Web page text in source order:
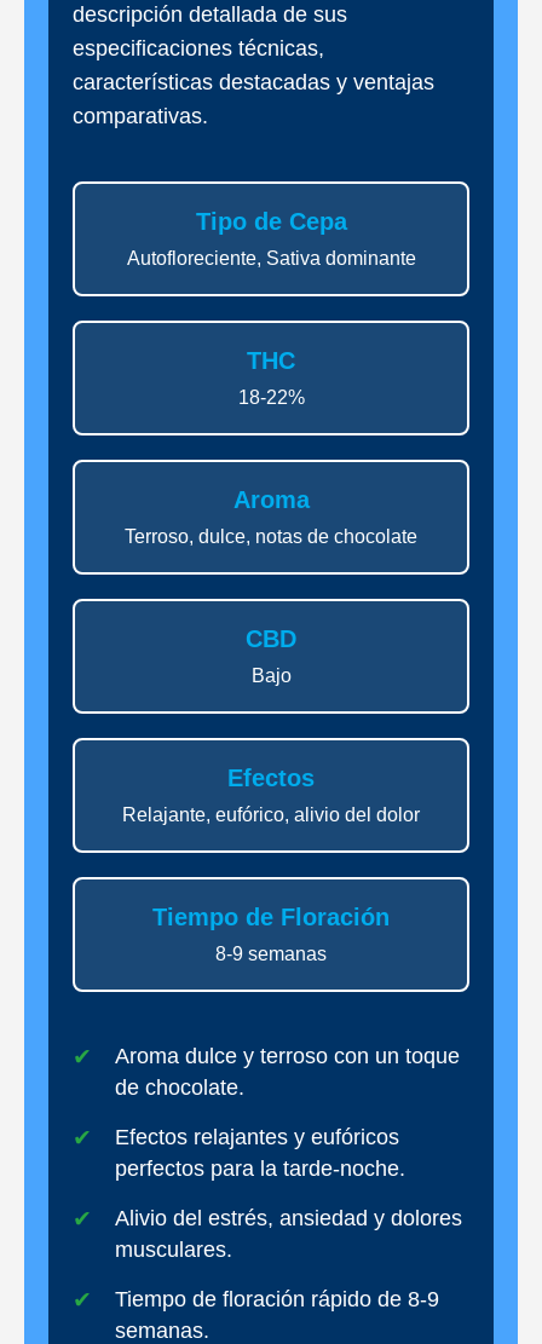
descripción detallada de sus
especificaciones técnicas,
características destacadas y ventajas
comparativas.
Tipo de Cepa
Autofloreciente, Sativa dominante
THC
18-22%
Aroma
Terroso, dulce, notas de chocolate
CBD
Bajo
Efectos
Relajante, eufórico, alivio del dolor
Tiempo de Floración
8-9 semanas
Aroma dulce y terroso con un toque
de chocolate.
Efectos relajantes y eufóricos
perfectos para la tarde-noche.
Alivio del estrés, ansiedad y dolores
musculares.
Tiempo de floración rápido de 8-9
semanas.